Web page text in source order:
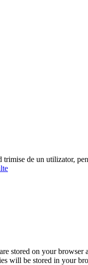
de un utilizator,
stored on your browser
will be stored in your